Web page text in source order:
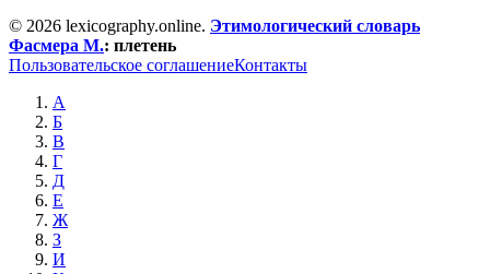
© 2026 lexicography.online. Этимологический словарь
Фасмера М.: плетень
Пользовательское соглашениеКонтакты
А
Б
В
Г
Д
Е
Ж
З
И